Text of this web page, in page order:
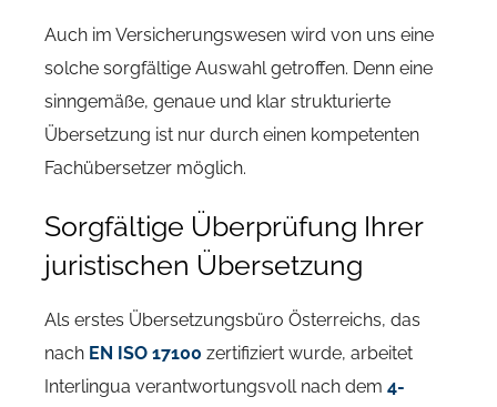
Auch im Versicherungswesen wird von uns eine
solche sorgfältige Auswahl getroffen. Denn eine
sinngemäße, genaue und klar strukturierte
Übersetzung ist nur durch einen kompetenten
Fachübersetzer möglich.
Sorgfältige Überprüfung Ihrer
juristischen Übersetzung
Als erstes Übersetzungsbüro Österreichs, das
nach EN ISO 17100 zertifiziert wurde, arbeitet
Interlingua verantwortungsvoll nach dem 4-